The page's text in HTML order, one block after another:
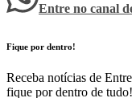
Entre no canal
Fique por dentro!
Receba notícias de
fique por dentro de